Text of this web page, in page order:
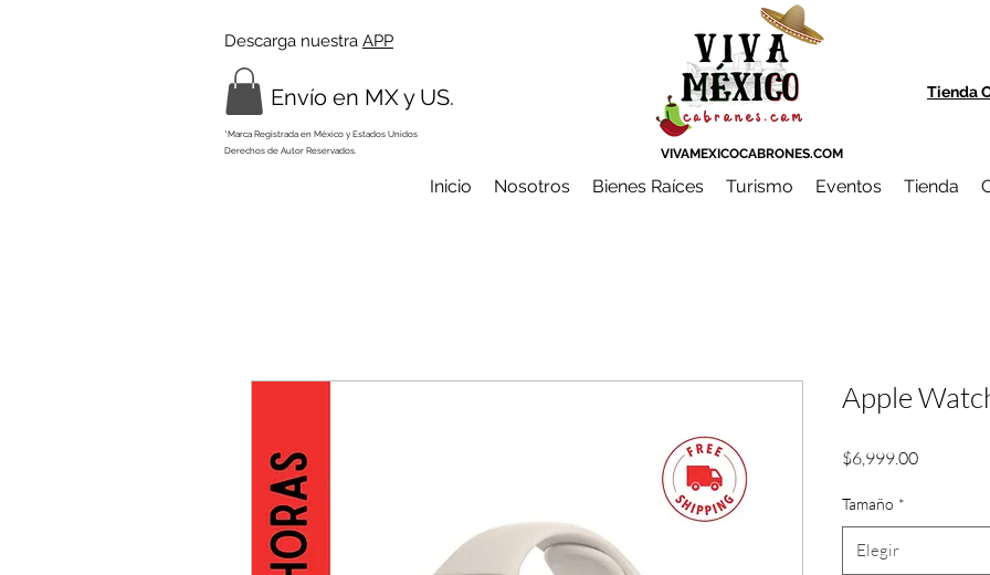
Descarga nuestra APP
Envío en MX y US.
*Marca Registrada en México y Estados Unidos
Derechos de Autor Reservados.
Tienda
Inicio Nosotros Bienes Raíces Turismo Eventos Tienda
VIVAMEXICOCABRONES.COM
Apple
$6,999.00Precio
Tamaño *
Elegir